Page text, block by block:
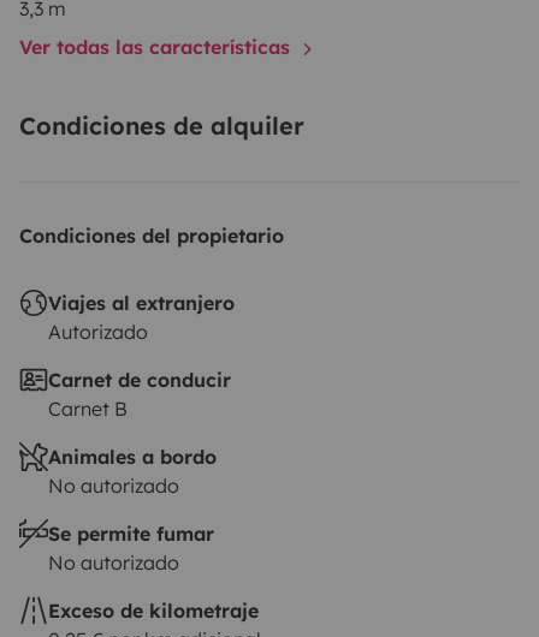
3,3 m
Ver todas las características
Condiciones de alquiler
Condiciones del propietario
Viajes al extranjero
Autorizado
Carnet de conducir
Carnet B
Animales a bordo
No autorizado
Se permite fumar
No autorizado
Exceso de kilometraje